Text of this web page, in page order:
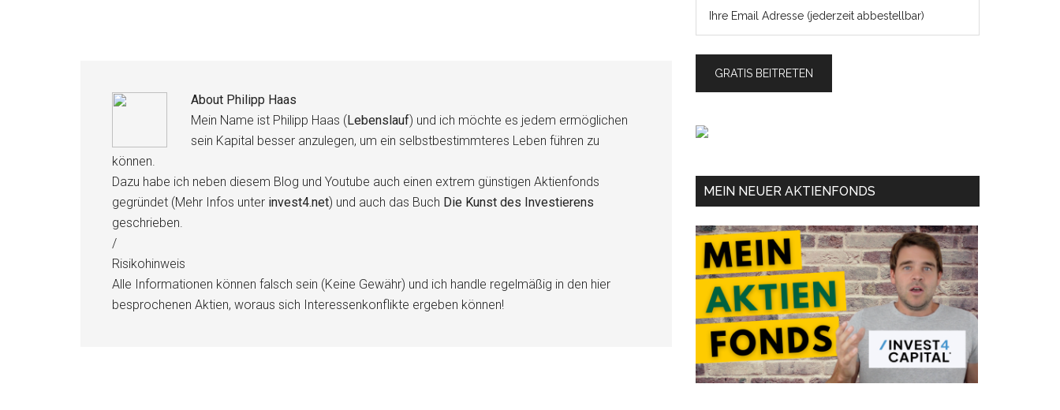
About Philipp Haas
Mein Name ist Philipp Haas (Lebenslauf) und ich möchte es jedem ermöglichen
sein Kapital besser anzulegen, um ein selbstbestimmteres Leben führen zu
können.
Dazu habe ich neben diesem Blog und Youtube auch einen extrem günstigen Aktienfonds
gegründet (Mehr Infos unter invest4.net) und auch das Buch Die Kunst des Investierens
geschrieben.
/
Risikohinweis
Alle Informationen können falsch sein (Keine Gewähr) und ich handle regelmäßig in den hier
besprochenen Aktien, woraus sich Interessenkonflikte ergeben können!
MEIN NEUER AKTIENFONDS